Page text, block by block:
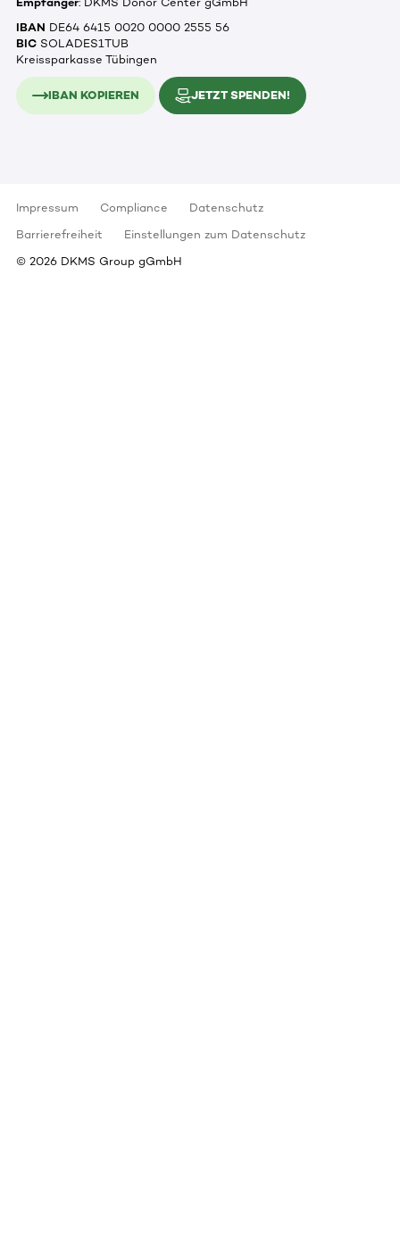
IBAN DE64 6415 0020 0000 2555 56
BIC SOLADES1TUB
Kreissparkasse Tübingen
IBAN KOPIEREN JETZT SPENDEN!
Impressum Compliance
Datenschutz
Barrierefreiheit
Einstellungen zum Datenschutz
© 2026 DKMS Group gGmbH